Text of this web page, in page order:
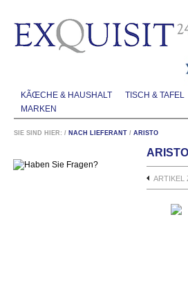
KÃŒCHE & HAUSHALT TISCH & TAFEL
MARKEN
SIE SIND HIER: / NACH LIEFERANT / ARISTO
ARTIKEL